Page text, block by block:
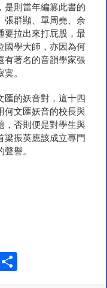
是則當年編篡此書的
張群顯、單周堯、余
要拉出來打屁股，最
國學大師，亦因為何
有著名的音韻學家張
。
匯的妖音對，這十四
何文匯妖音的校長與
，否則便是對學生與
梁振英應該成立專門
譽。